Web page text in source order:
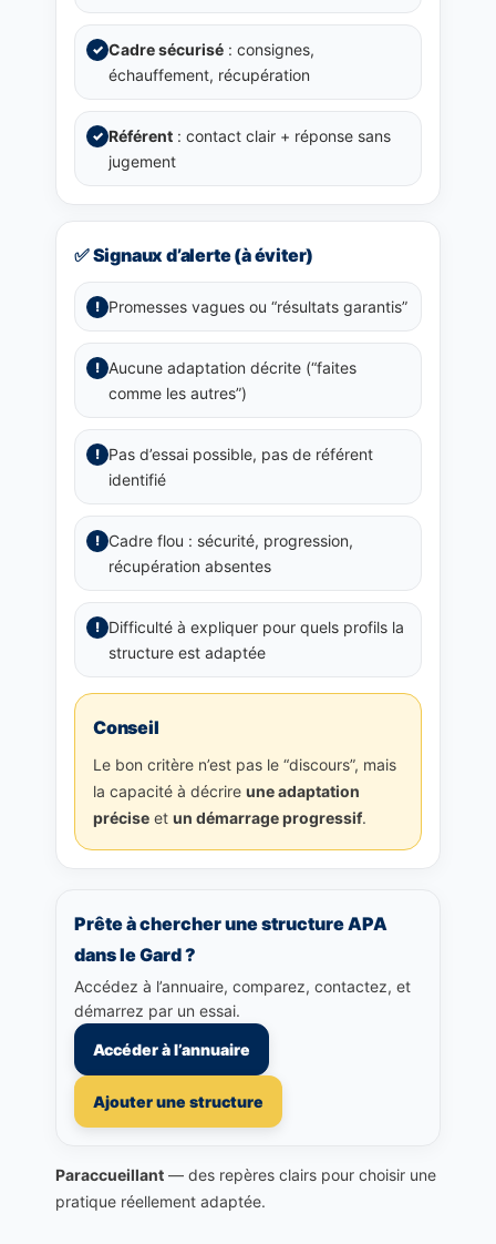
✓ Cadre sécurisé : consignes,
échauffement, récupération
✓ Référent : contact clair + réponse sans
jugement
✅ Signaux d’alerte (à éviter)
! Promesses vagues ou “résultats garantis”
! Aucune adaptation décrite (“faites
comme les autres”)
! Pas d’essai possible, pas de référent
identifié
! Cadre flou : sécurité, progression,
récupération absentes
! Difficulté à expliquer pour quels profils la
structure est adaptée
Conseil
Le bon critère n’est pas le “discours”, mais
la capacité à décrire une adaptation
précise et un démarrage progressif.
Prête à chercher une structure APA
dans le Gard ?
Accédez à l’annuaire, comparez, contactez, et
démarrez par un essai.
Accéder à l’annuaire
Ajouter une structure
Paraccueillant — des repères clairs pour choisir une
pratique réellement adaptée.